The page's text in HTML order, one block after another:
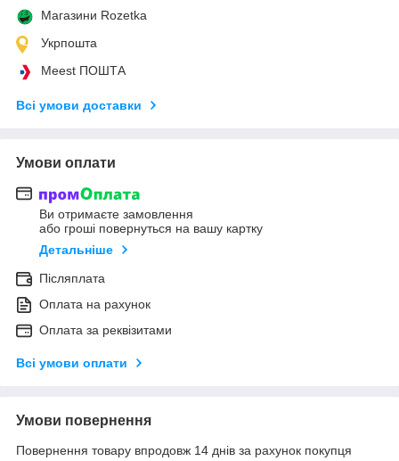
Магазини Rozetka
Укрпошта
Meest ПОШТА
Всі умови доставки
Умови оплати
Ви отримаєте замовлення
або гроші повернуться на вашу картку
Детальніше
Післяплата
Оплата на рахунок
Оплата за реквізитами
Всі умови оплати
Умови повернення
Повернення товару впродовж 14 днів за рахунок покупця